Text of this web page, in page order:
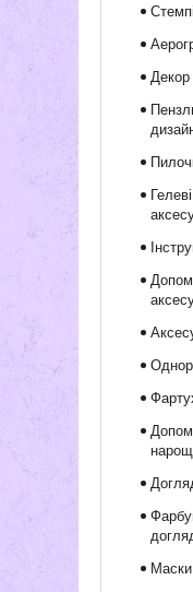
Декор